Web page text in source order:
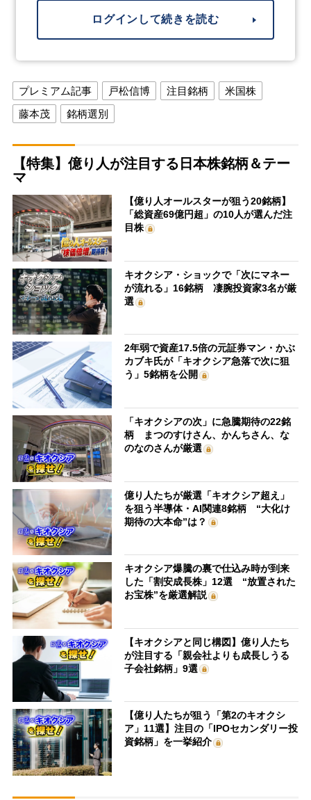
ログインして続きを読む
プレミアム記事 戸松信博 注目銘柄
米国株
藤本茂
銘柄選別
【特集】億り人が注目する日本株銘柄＆テー
マ
【億り人オールスターが狙う20銘柄】
「総資産69億円超」の10人が選んだ注
目株
キオクシア・ショックで「次にマネー
が流れる」16銘柄 凄腕投資家3名が厳
選
2年弱で資産17.5倍の元証券マン・かぶ
カブキ氏が「キオクシア急落で次に狙
う」5銘柄を公開
「キオクシアの次」に急騰期待の22銘
柄 まつのすけさん、かんちさん、な
のなのさんが厳選
億り人たちが厳選「キオクシア超え」
を狙う半導体・AI関連8銘柄 “大化け
期待の大本命”は？
キオクシア爆騰の裏で仕込み時が到来
した「割安成長株」12選 “放置された
お宝株”を厳選解説
【キオクシアと同じ構図】億り人たち
が注目する「親会社よりも成長しうる
子会社銘柄」9選
【億り人たちが狙う「第2のキオクシ
ア」11選】注目の「IPOセカンダリー投
資銘柄」を一挙紹介